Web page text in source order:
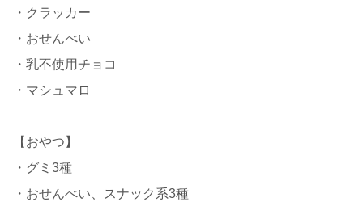
・クラッカー
・おせんべい
・乳不使用チョコ
・マシュマロ
【おやつ】
・グミ3種
・おせんべい、スナック系3種